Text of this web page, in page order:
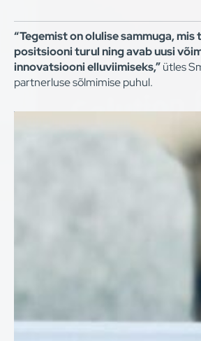
“Tegemist on olulise sammuga, mis
positsiooni turul ning avab uusi
innovatsiooni elluviimiseks,”ütles
partnerluse sõlmimise puhul.